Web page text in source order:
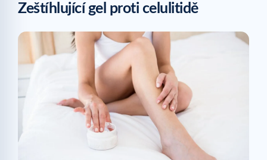
Zeštíhlující gel proti celulitidě